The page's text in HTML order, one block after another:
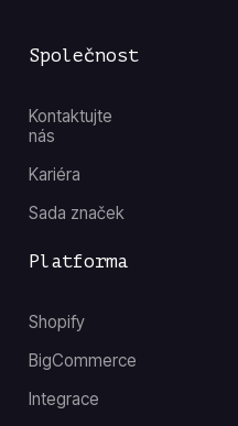
Společnost
Kontaktujte
nás
Kariéra
Sada značek
Platforma
Shopify
BigCommerce
Integrace